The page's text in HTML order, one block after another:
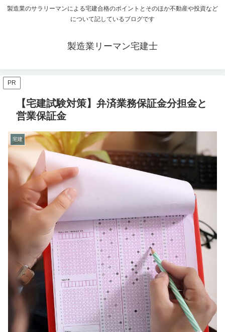
製造業のサラリーマンによる宅建合格のポイントとそのほか不動産や投資など
について記しているブログです
製造業リーマン宅建士
PR
【宅建試験対策】弁済業務保証金分担金と
営業保証金
宅建